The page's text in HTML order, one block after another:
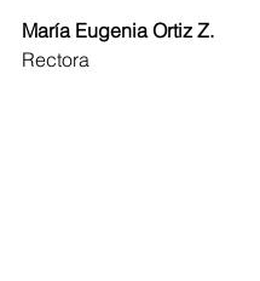
María Eugenia Ortiz Z.
Rectora